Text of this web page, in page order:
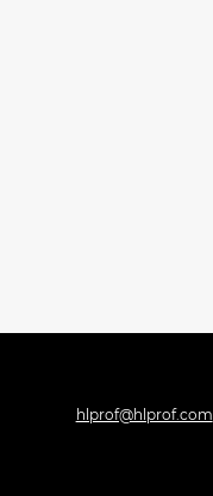
hlprof@hlprof.com